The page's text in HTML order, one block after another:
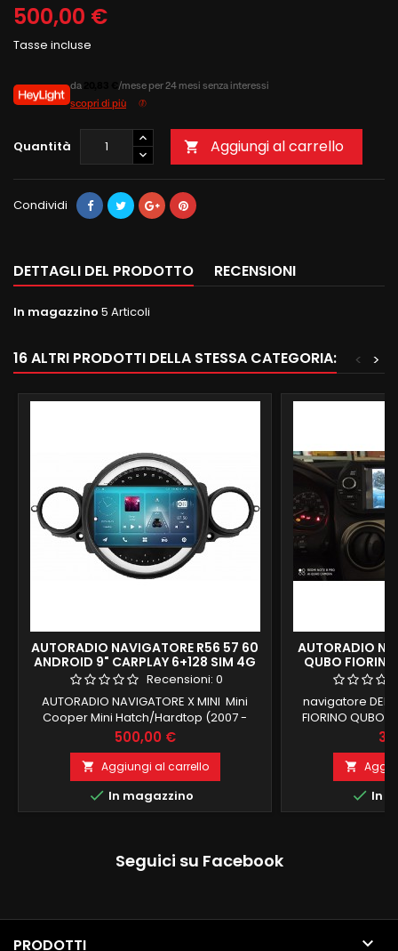
500,00 €
Tasse incluse
da
/mese per 24 mesi senza interessi
scopri di più
Quantità  Aggiungi al carrello
Condividi
DETTAGLI DEL PRODOTTO RECENSIONI
In magazzino 5 Articoli
16 ALTRI PRODOTTI DELLA STESSA CATEGORIA: >
<
AUTORADIO NAVIGATORE R56 57 60
ANDROID 9" CARPLAY 6+128 SIM 4G
Recensioni: 0
AUTORADIO NAVIGATORE X MINI Mini
Cooper Mini Hatch/Hardtop (2007 -
2013)Mini Paceman (dal 2013)Mini
Clubman (dal 2008)Mini Convertible (dal
2009)Mini Countryman (dal 2011)Mini
Coupé (dal 2011)Mini Roadster (dal 2012)
ANDROID 12.0 6 GB RAM 128 GB ROM
CARPLAY E ANDROID AUTO SCHERMO
VOLANTE E...
Prezzo
500,00 €
 Aggiungi al carrello
 In magazzino
AUTORADIO
QUBO FIORINO
CITROEN
12.0 4G
navigatore
FIORINO QUBO
MANTENUTI
android 12 4G B
ANDROID AUTO
INTEGRATO
ingresso

 In
Seguici su Facebook
PRODOTTI 